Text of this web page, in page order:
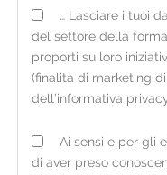
essere raccolti:
• direttamente
consegna del CV
sezione per i
caricamento
… Lasciare i tuoi
del settore della
proporti su loro
(finalità di marketing
dell’informativa
Ai sensi e per gli
di aver preso